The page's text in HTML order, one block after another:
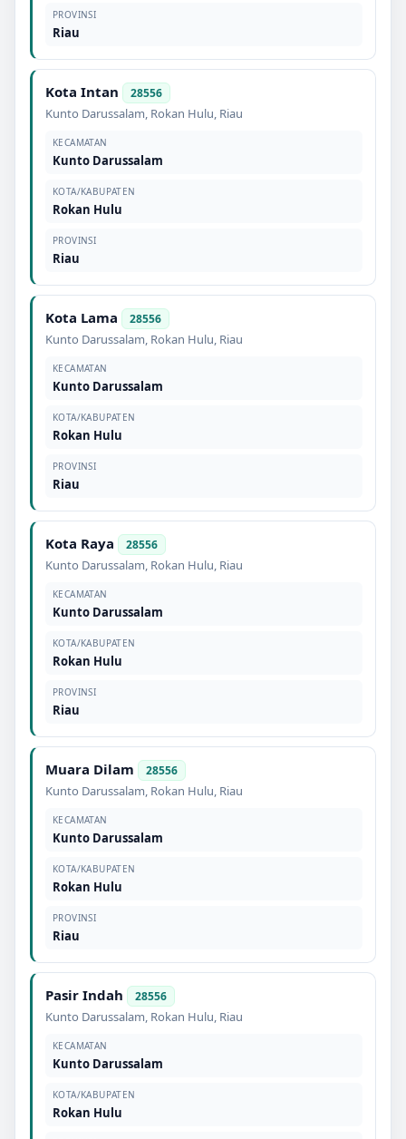
PROVINSI
Riau
Kota Intan 28556
Kunto Darussalam, Rokan Hulu, Riau
KECAMATAN
Kunto Darussalam
KOTA/KABUPATEN
Rokan Hulu
PROVINSI
Riau
Kota Lama 28556
Kunto Darussalam, Rokan Hulu, Riau
KECAMATAN
Kunto Darussalam
KOTA/KABUPATEN
Rokan Hulu
PROVINSI
Riau
Kota Raya 28556
Kunto Darussalam, Rokan Hulu, Riau
KECAMATAN
Kunto Darussalam
KOTA/KABUPATEN
Rokan Hulu
PROVINSI
Riau
Muara Dilam 28556
Kunto Darussalam, Rokan Hulu, Riau
KECAMATAN
Kunto Darussalam
KOTA/KABUPATEN
Rokan Hulu
PROVINSI
Riau
Pasir Indah 28556
Kunto Darussalam, Rokan Hulu, Riau
KECAMATAN
Kunto Darussalam
KOTA/KABUPATEN
Rokan Hulu